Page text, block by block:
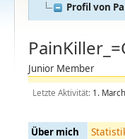
Profil von
Junior Member
Letzte Aktivität: 1.
Über mich